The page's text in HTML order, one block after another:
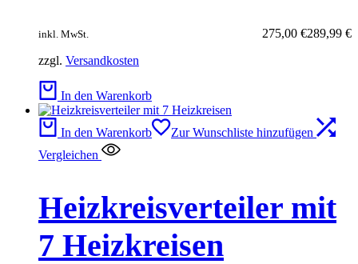
289,99 €
275,00 €
inkl. MwSt.
zzgl. Versandkosten
In den Warenkorb
In den Warenkorb
Zur Wunschliste hinzufügen
Vergleichen
Heizkreisverteiler mit
7 Heizkreisen